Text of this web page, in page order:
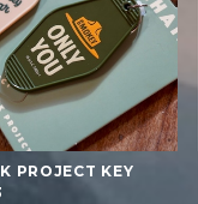
PROJECT KEY